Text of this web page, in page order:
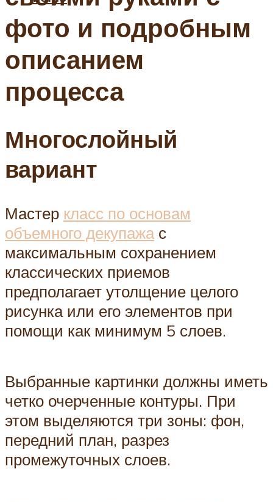
фото и подробным
описанием
процесса
Многослойный
вариант
Мастер класс по основам
объемного декупажас
максимальным сохранением
классических приемов
предполагает утолщение целого
рисунка или его элементов при
помощи как минимум 5 слоев.
Выбранные картинки должны иметь
четко очерченные контуры. При
этом выделяются три зоны: фон,
передний план, разрез
промежуточных слоев.